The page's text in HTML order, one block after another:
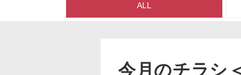
ALL
今月のチラシ